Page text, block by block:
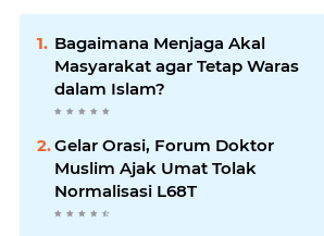
Bagaimana Menjaga Akal
Masyarakat agar Tetap Waras
dalam Islam?
Gelar Orasi, Forum Doktor
Muslim Ajak Umat Tolak
Normalisasi L68T